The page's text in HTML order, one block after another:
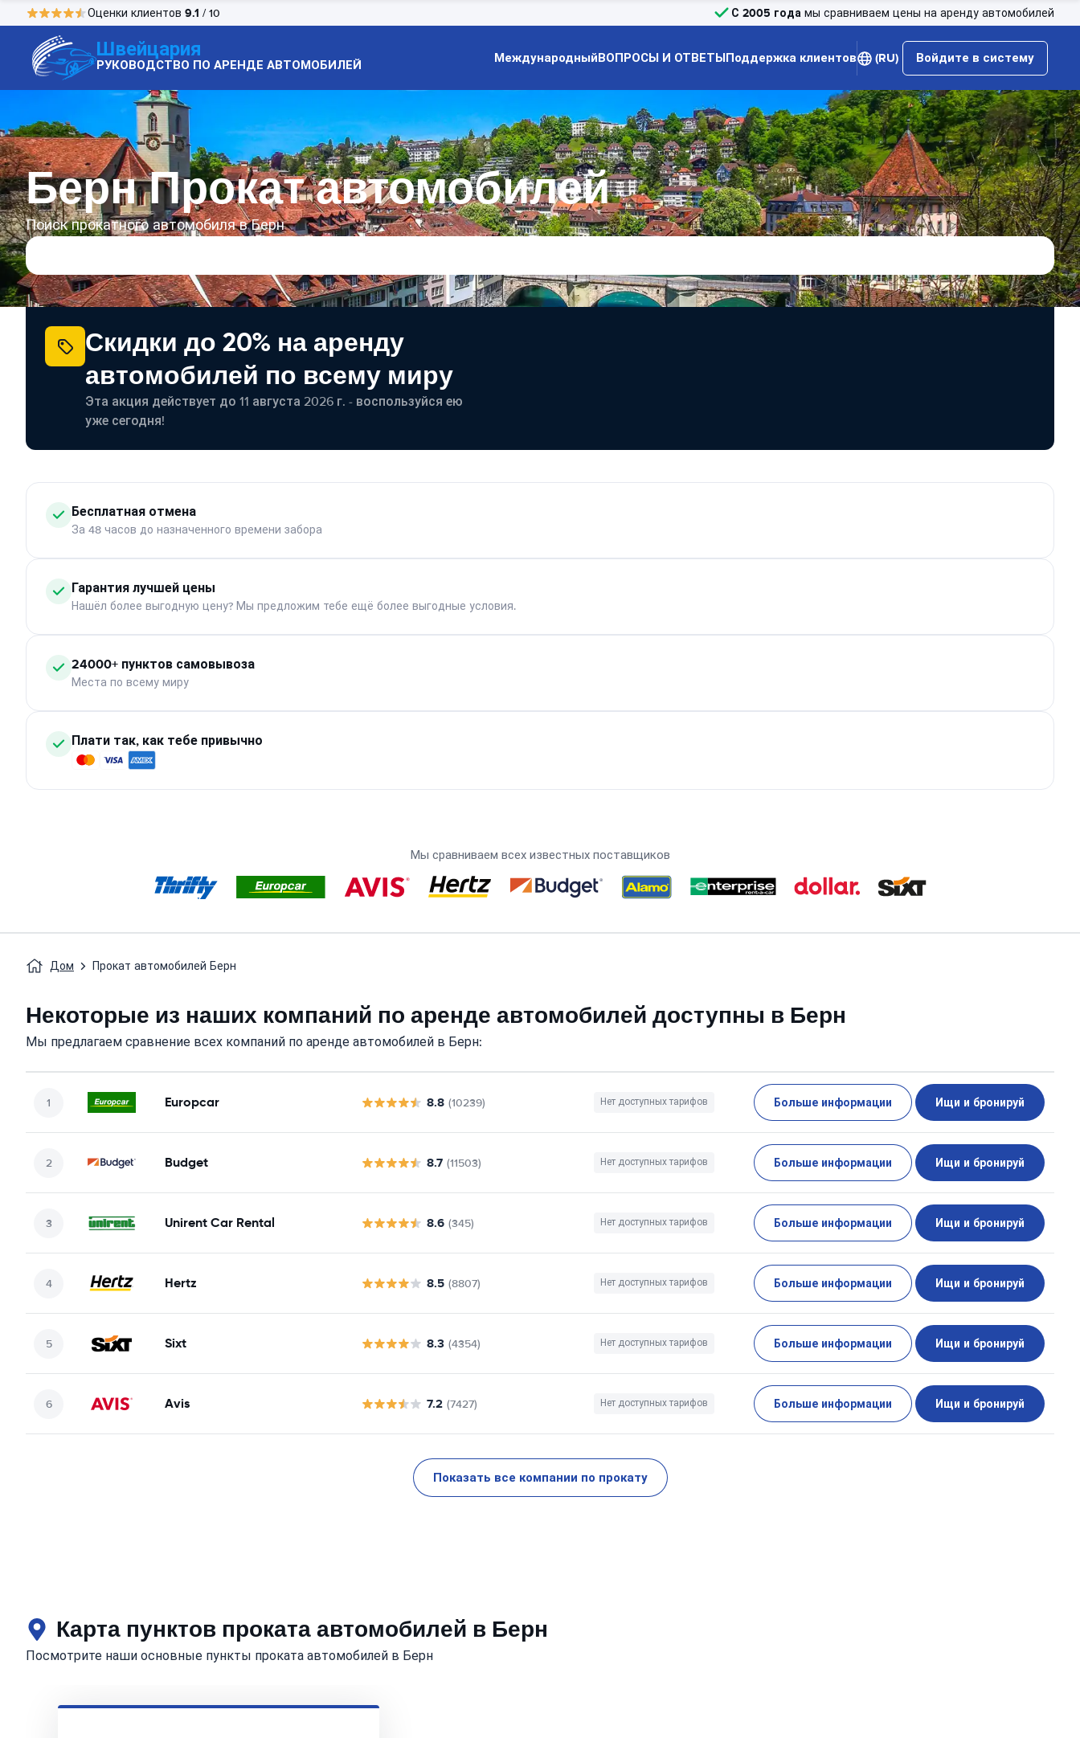
Оценки клиентов 9.1 / 10 С 2005 года мы сравниваем цены на аренду автомобилей
Швейцария
РУКОВОДСТВО ПО АРЕНДЕ АВТОМОБИЛЕЙ МеждународныйВОПРОСЫ И ОТВЕТЫПоддержка клиентов (RU) Войдите в систему
Берн Прокат автомобилей
Поиск прокатного автомобиля в Берн
Скидки до 20% на аренду
автомобилей по всему миру
Эта акция действует до 11 августа 2026 г. - воспользуйся ею
уже сегодня!
Бесплатная отмена
За 48 часов до назначенного времени забора
Гарантия лучшей цены
Нашёл более выгодную цену? Мы предложим тебе ещё более выгодные условия.
24000+ пунктов самовывоза
Места по всему миру
Плати так, как тебе привычно
Мы сравниваем всех известных поставщиков
Дом Прокат автомобилей Берн
Некоторые из наших компаний по аренде автомобилей доступны в Берн
Мы предлагаем сравнение всех компаний по аренде автомобилей в Берн:
Europcar 8.8 (10239) Нет доступных тарифов Больше информации Ищи и бронируй
Budget 8.7 (11503) Нет доступных тарифов Больше информации Ищи и бронируй
Unirent Car Rental 8.6 (345) Нет доступных тарифов Больше информации Ищи и бронируй
Hertz 8.5 (8807) Нет доступных тарифов Больше информации Ищи и бронируй
Sixt 8.3 (4354) Нет доступных тарифов Больше информации Ищи и бронируй
Avis 7.2 (7427) Нет доступных тарифов Больше информации Ищи и бронируй
Показать все компании по прокату
Карта пунктов проката автомобилей в Берн
Посмотрите наши основные пункты проката автомобилей в Берн